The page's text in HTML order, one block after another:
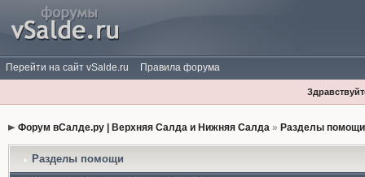
Перейти на сайт vSalde.ru Правила форума
Форум вСалде.ру | Верхняя Салда и Нижняя Салда» Разделы
Разделы помощи